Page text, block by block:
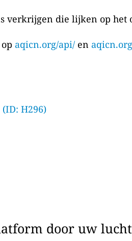
verkrijgen die lijken op het
aqicn.org/api/ en
H296)
door uw